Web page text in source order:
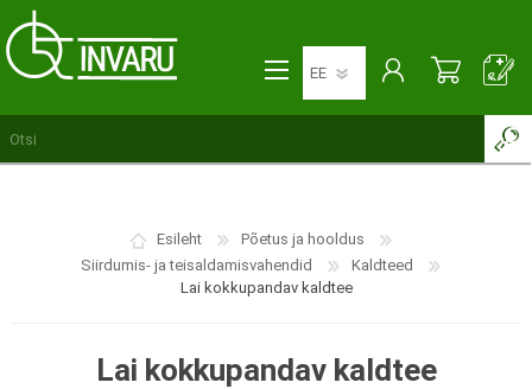
Esileht
Põetus ja hooldus
Siirdumis- ja teisaldamisvahendid
Kaldteed
Lai kokkupandav kaldtee
Lai kokkupandav kaldtee